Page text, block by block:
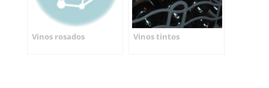
Vinos rosados Vinos tintos